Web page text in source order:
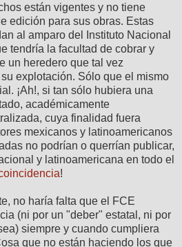
están vigentes y no tiene
edición para sus obras. Estas
al amparo del Instituto Nacional
tendría la facultad de cobrar y
un heredero que tal vez
explotación. Sólo que el mismo
¡Ah!, si tan sólo hubiera una
académicamente
cuya finalidad fuera
mexicanos y latinoamericanos
no podrían o querrían publicar,
y latinoamericana en todo el
!
no haría falta que el FCE
(ni por un "deber" estatal, ni por
siempre y cuando cumpliera
que no están haciendo los que